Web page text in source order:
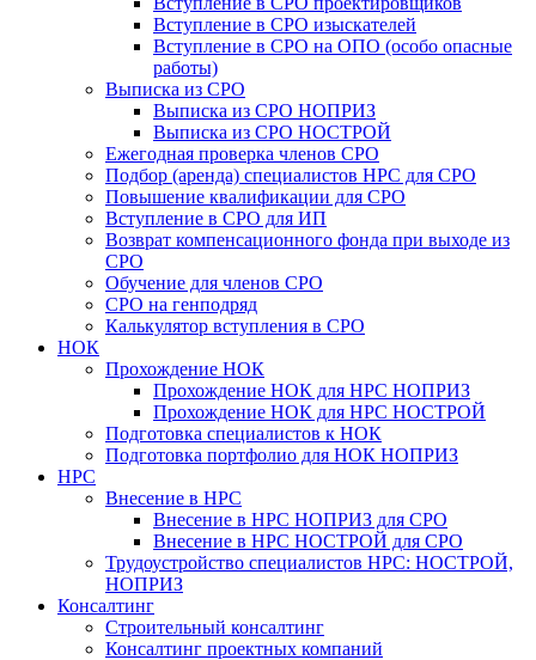
Вступление в СРО изыскателей
Вступление в СРО на ОПО (особо опасные
работы)
Выписка из СРО
Выписка из СРО НОПРИЗ
Выписка из СРО НОСТРОЙ
Ежегодная проверка членов СРО
Подбор (аренда) специалистов НРС для СРО
Повышение квалификации для СРО
Вступление в СРО для ИП
Возврат компенсационного фонда при выходе из
СРО
Обучение для членов СРО
СРО на генподряд
Калькулятор вступления в СРО
НОК
Прохождение НОК
Прохождение НОК для НРС НОПРИЗ
Прохождение НОК для НРС НОСТРОЙ
Подготовка специалистов к НОК
Подготовка портфолио для НОК НОПРИЗ
НРС
Внесение в НРС
Внесение в НРС НОПРИЗ для СРО
Внесение в НРС НОСТРОЙ для СРО
Трудоустройство специалистов НРС: НОСТРОЙ,
НОПРИЗ
Консалтинг
Строительный консалтинг
Консалтинг проектных компаний